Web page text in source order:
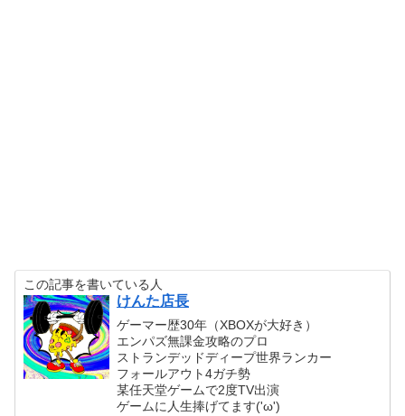
この記事を書いている人
けんた店長
ゲーマー歴30年（XBOXが大好き）
エンパズ無課金攻略のプロ
ストランデッドディープ世界ランカー
フォールアウト4ガチ勢
某任天堂ゲームで2度TV出演
ゲームに人生捧げてます('ω')